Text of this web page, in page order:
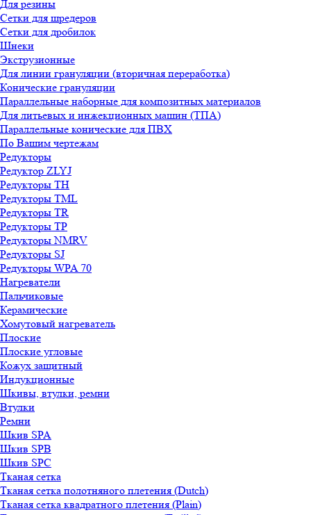
Для резины
Сетки для шредеров
Сетки для дробилок
Шнеки
Экструзионные
Для линии грануляции (вторичная переработка)
Конические грануляции
Параллельные наборные для композитных материалов
Для литьевых и инжекционных машин (ТПА)
Параллельные конические для ПВХ
По Вашим чертежам
Редукторы
Редуктор ZLYJ
Редукторы TH
Редукторы TML
Редукторы TR
Редукторы TP
Редукторы NMRV
Редукторы SJ
Редукторы WPA 70
Нагреватели
Пальчиковые
Керамические
Хомутовый нагреватель
Плоские
Плоские угловые
Кожух защитный
Индукционные
Шкивы, втулки, ремни
Втулки
Ремни
Шкив SPA
Шкив SPB
Шкив SPC
Тканая сетка
Тканая сетка полотняного плетения (Dutch)
Тканая сетка квадратного плетения (Plain)